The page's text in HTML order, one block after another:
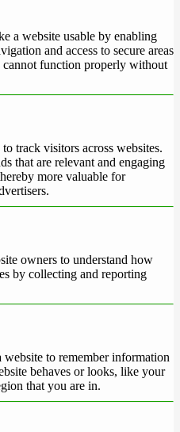
a website usable by enabling
and access to secure areas
function properly without
track visitors across websites.
that are relevant and engaging
more valuable for
owners to understand how
by collecting and reporting
website to remember information
behaves or looks, like your
that you are in.